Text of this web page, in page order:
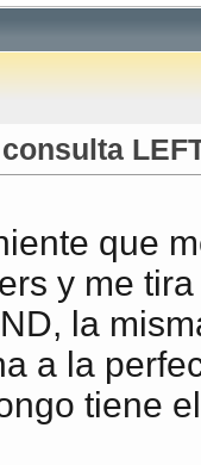
que
y me
la
a la
tiene